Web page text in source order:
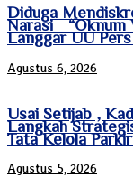
Diduga
Narasi “Oknum
Langgar UU
Agustus 6, 2026
Usai Setijab ,
Langkah
Tata Kelola
Agustus 5, 2026